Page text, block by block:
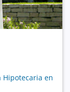
Hipotecaria en